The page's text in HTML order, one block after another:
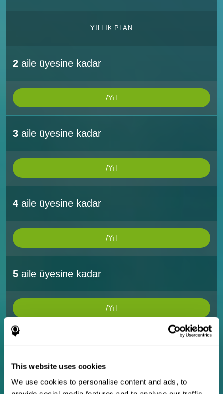
This website uses cookies
We use cookies to personalise content and ads, to
YILLIK PLAN
2 aile üyesine kadar
/Yıl
3 aile üyesine kadar
/Yıl
4 aile üyesine kadar
/Yıl
5 aile üyesine kadar
/Yıl
/Yıl